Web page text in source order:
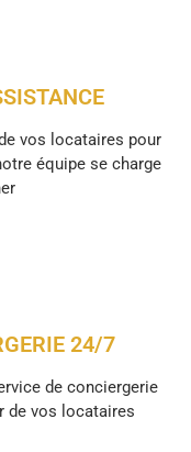
vos locataires pour
équipe se charge
24/7
de conciergerie
de vos locataires